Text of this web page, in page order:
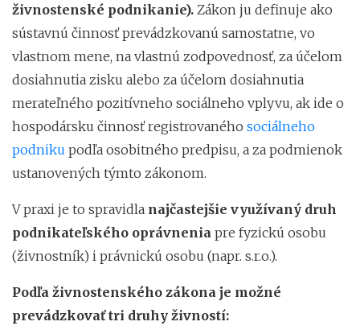
živnostenské podnikanie). Zákon ju definuje ako
sústavnú činnosť prevádzkovanú samostatne, vo
vlastnom mene, na vlastnú zodpovednosť, za účelom
dosiahnutia zisku alebo za účelom dosiahnutia
merateľného pozitívneho sociálneho vplyvu, ak ide o
hospodársku činnosť registrovaného sociálneho
podniku podľa osobitného predpisu, a za podmienok
ustanovených týmto zákonom.
V praxi je to spravidla najčastejšie využívaný druh
podnikateľského oprávnenia pre fyzickú osobu
(živnostník) i právnickú osobu (napr. s.r.o.).
Podľa živnostenského zákona je možné
prevádzkovať tri druhy živností: